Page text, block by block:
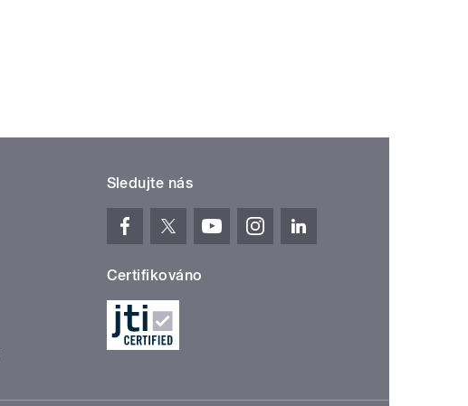
Sledujte nás
Certifikováno